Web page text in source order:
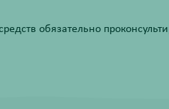
обязательно